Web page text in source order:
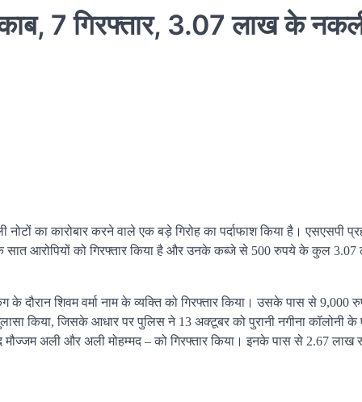
7 गिरफ्तार, 3.07 लाख के
का कारोबार करने वाले एक बड़े गिरोह का पर्दाफाश किया है। एसएसपी
सात आरोपियों को गिरफ्तार किया है और उनके कब्जे से 500 रुपये के कुल
शिवम वर्मा नाम के व्यक्ति को गिरफ्तार किया। उसके पास से 9,000
किया, जिसके आधार पर पुलिस ने 13 अक्टूबर को पुरानी नगीना कॉलोनी
अली और अली मोहम्मद – को गिरफ्तार किया। इनके पास से 2.67